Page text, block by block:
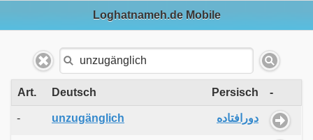
Loghatnameh.de Mobile
Art. Deutsch Persisch -
- unzugänglich دورافتاده